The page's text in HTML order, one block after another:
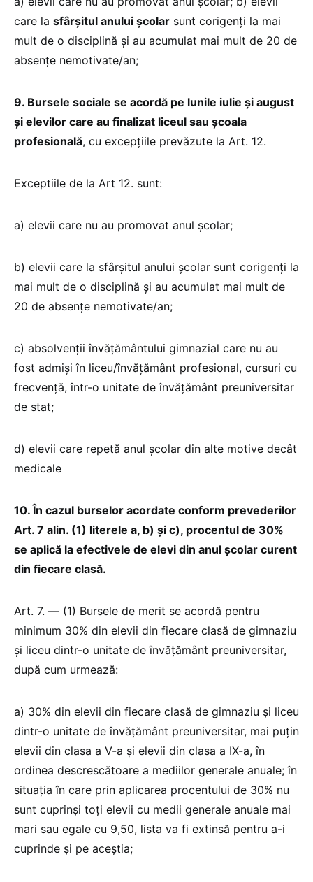
care la sfârșitul anului școlar sunt corigenți la mai
mult de o disciplină și au acumulat mai mult de 20 de
absențe nemotivate/an;
9. Bursele sociale se acordă pe lunile iulie și august
și elevilor care au finalizat liceul sau școala
profesională, cu excepțiile prevăzute la Art. 12.
Exceptiile de la Art 12. sunt:
a) elevii care nu au promovat anul școlar;
b) elevii care la sfârșitul anului școlar sunt corigenți la
mai mult de o disciplină și au acumulat mai mult de
20 de absențe nemotivate/an;
c) absolvenții învățământului gimnazial care nu au
fost admiși în liceu/învățământ profesional, cursuri cu
frecvență, într-o unitate de învățământ preuniversitar
de stat;
d) elevii care repetă anul școlar din alte motive decât
medicale
10. În cazul burselor acordate conform prevederilor
Art. 7 alin. (1) literele a, b) și c), procentul de 30%
se aplică la efectivele de elevi din anul școlar curent
din fiecare clasă.
Art. 7. — (1) Bursele de merit se acordă pentru
minimum 30% din elevii din fiecare clasă de gimnaziu
și liceu dintr-o unitate de învățământ preuniversitar,
după cum urmează:
a) 30% din elevii din fiecare clasă de gimnaziu și liceu
dintr-o unitate de învățământ preuniversitar, mai puțin
elevii din clasa a V-a și elevii din clasa a IX-a, în
ordinea descrescătoare a mediilor generale anuale; în
situația în care prin aplicarea procentului de 30% nu
sunt cuprinși toți elevii cu medii generale anuale mai
mari sau egale cu 9,50, lista va fi extinsă pentru a-i
cuprinde și pe aceștia;